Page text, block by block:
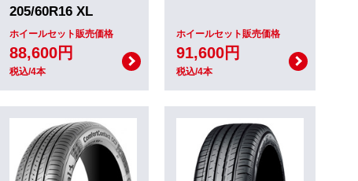
205/60R16 XL
ホイールセット販売価格
88,600円
税込/4本
ホイールセット販売価格
91,600円
税込/4本